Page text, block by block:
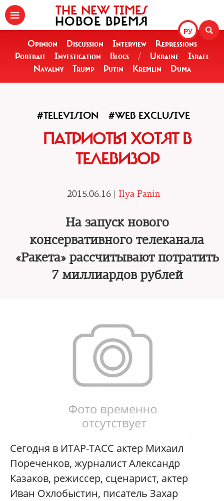
РУ
THE NEW TIMES
НОВОЕ ВРЕМЯ
Opinion Discussion Interview
Repressions
Portrait
Investigation Blogs / Ukraine
Israel
Navalny
Trump Putin Kremlin Duma
#TELEVISION #WEB EXCLUSIVE
ПАТРИОТЫ ХОТЯТ В
ТЕЛЕВИЗОР
2015.06.16 | Ilya Panin
На запуск нового
консервативного телеканала
«Ракета» рассчитывают потратить
7 миллиардов рублей
Сегодня в ИТАР-ТАСС актер Михаил
Пореченков, журналист Александр
Казаков, режиссер, сценарист, актер
Иван Охлобыстин, писатель Захар